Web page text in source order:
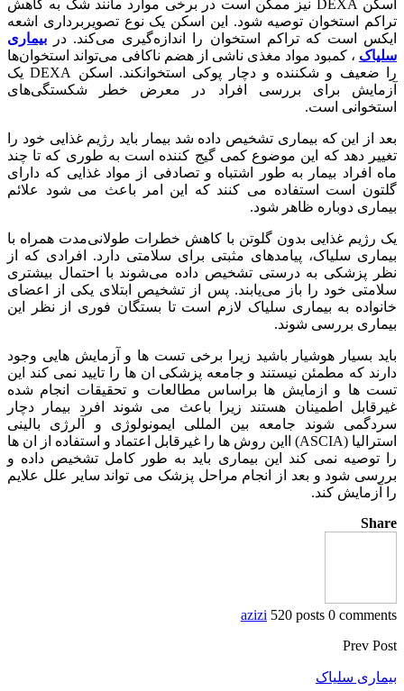
اسکن DEXA نیز ممکن است در برخی موارد مانند شک به کاهش
تراکم استخوان توصیه شود. این اسکن یک نوع تصویربرداری اشعه
ایکس است که تراکم استخوان را اندازه‌گیری می‌کند. در بیماری
سلیاک ، کمبود مواد مغذی ناشی از هضم ناکافی می‌تواند استخوان‌ها
را ضعیف و شکننده و دچار پوکی استخوانکند. اسکن DEXA یک
آزمایش برای بررسی افراد در معرض خطر شکستگی‌های
استخوانی است.
بعد از این که بیماری تشخیص داده شد بیمار باید رژیم غذایی خود را
تغییر دهد که این موضوع کمی گیج کننده است به طوری که تا چند
ماه افراد بیمار به طور اشتباه و تصادفی از مواد غذایی که دارای
گلتون است استفاده می کنند که این امر باعث می شود علائم
بیماری دوباره ظاهر شود.
یک رژیم غذایی بدون گلوتن با کاهش خطرات طولانی‌مدت همراه با
بیماری سلیاک، پیامدهای مثبتی برای سلامتی دارد. افرادی که از
نظر پزشکی به درستی تشخیص داده می‌شوند با احتمال بیشتری
سلامتی خود را باز می‌یابند. پس از تشخیص ابتلای یکی از اعضای
خانواده به بیماری سلیاک لازم است تا بستگان فوری از نظر این
بیماری بررسی شوند.
باید بسیار هوشیار باشید زیرا برخی تست ها و آزمایش هایی وجود
دارند که مطمئن نیستند و جامعه پزشکی ان ها را تایید نمی کند این
تست ها و ازمایش ها براساس مطالعات و تحقیقات انجام شده
غیرقابل اطمینان هستند زیرا باعث می شوند افرد بیمار دچار
سردگمی شوند جامعه بین المللی ایمونولوژی و آلرژی بالینی
استرالیا (ASCIA) ااین روش ها را غیرقابل اعتماد و استفاده از ان ها
را توصیه نمی کند این بیماری باید به طور کامل تشخیص داده و
بررسی شود و بعد از انجام مراحل پزشک می تواند سایر علل علایم
را آزمایش کند.
Share
azizi 520 posts 0 comments
Prev Post
بیماری سلیاک